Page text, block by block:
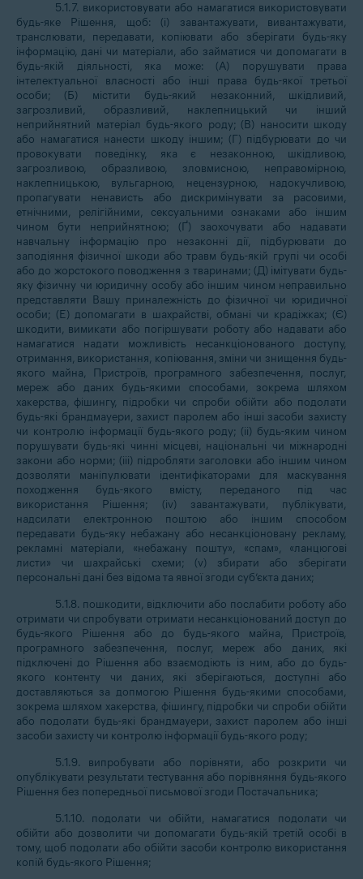
5.1.7. використовувати або намагатися використовувати
будь-яке Рішення, щоб: (i) завантажувати, вивантажувати,
транслювати, передавати, копіювати або зберігати будь-яку
інформацію, дані чи матеріали, або займатися чи допомагати в
будь-якій діяльності, яка може: (A) порушувати права
інтелектуальної власності або інші права будь-якої третьої
особи; (Б) містити будь-який незаконний, шкідливий,
загрозливий, образливий, наклепницький чи інший
неприйнятний матеріал будь-якого роду; (В) наносити шкоду
або намагатися нанести шкоду іншим; (Г) підбурювати до чи
провокувати поведінку, яка є незаконною, шкідливою,
загрозливою, образливою, зловмисною, неправомірною,
наклепницькою, вульгарною, нецензурною, надокучливою,
пропагувати ненависть або дискримінувати за расовими,
етнічними, релігійними, сексуальними ознаками або іншим
чином бути неприйнятною; (Ґ) заохочувати або надавати
навчальну інформацію про незаконні дії, підбурювати до
заподіяння фізичної шкоди або травм будь-якій групі чи особі
або до жорстокого поводження з тваринами; (Д) імітувати будь-
яку фізичну чи юридичну особу або іншим чином неправильно
представляти Вашу приналежність до фізичної чи юридичної
особи; (Е) допомагати в шахрайстві, обмані чи крадіжках; (Є)
шкодити, вимикати або погіршувати роботу або надавати або
намагатися надати можливість несанкціонованого доступу,
отримання, використання, копіювання, зміни чи знищення будь-
якого майна, Пристроїв, програмного забезпечення, послуг,
мереж або даних будь-якими способами, зокрема шляхом
хакерства, фішингу, підробки чи спроби обійти або подолати
будь-які брандмауери, захист паролем або інші засоби захисту
чи контролю інформації будь-якого роду; (іі) будь-яким чином
порушувати будь-які чинні місцеві, національні чи міжнародні
закони або норми; (iii) підробляти заголовки або іншим чином
дозволяти маніпулювати ідентифікаторами для маскування
походження будь-якого вмісту, переданого під час
використання Рішення; (iv) завантажувати, публікувати,
надсилати електронною поштою або іншим способом
передавати будь-яку небажану або несанкціоновану рекламу,
рекламні матеріали, «небажану пошту», «спам», «ланцюгові
листи» чи шахрайські схеми; (v) збирати або зберігати
персональні дані без відома та явної згоди суб’єкта даних;
5.1.8. пошкодити, відключити або послабити роботу або
отримати чи спробувати отримати несанкціонований доступ до
будь-якого Рішення або до будь-якого майна, Пристроїв,
програмного забезпечення, послуг, мереж або даних, які
підключені до Рішення або взаємодіють із ним, або до будь-
якого контенту чи даних, які зберігаються, доступні або
доставляються за допмогою Рішення будь-якими способами,
зокрема шляхом хакерства, фішингу, підробки чи спроби обійти
або подолати будь-які брандмауери, захист паролем або інші
засоби захисту чи контролю інформації будь-якого роду;
5.1.9. випробувати або порівняти, або розкрити чи
опублікувати результати тестування або порівняння будь-якого
Рішення без попередньої письмової згоди Постачальника;
5.1.10. подолати чи обійти, намагатися подолати чи
обійти або дозволити чи допомагати будь-якій третій особі в
тому, щоб подолати або обійти засоби контролю використання
копій будь-якого Рішення;